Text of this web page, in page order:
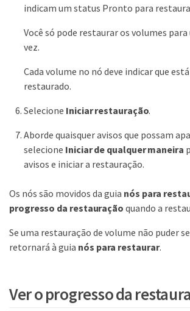
indicam um status Pronto para
Você só pode restaurar os volumes para
vez.
Cada volume no nó deve indicar que
restaurado.
Selecione Iniciar restauração.
Aborde quaisquer avisos que possam
selecione Iniciar de qualquer maneira
avisos e iniciar a restauração.
Os nós são movidos da guia nós para
progresso da restauração quando a
Se uma restauração de volume não puder
retornará à guia nós para restaurar.
Ver o progresso da